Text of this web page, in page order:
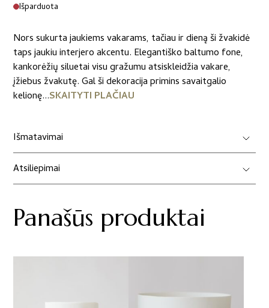
Išparduota
Nors sukurta jaukiems vakarams, tačiau ir dieną ši žvakidė
taps jaukiu interjero akcentu. Elegantiško baltumo fone,
kankorėžių siluetai visu gražumu atsiskleidžia vakare,
įžiebus žvakutę. Gal ši dekoracija primins savaitgalio
kelionę...SKAITYTI PLAČIAU
Išmatavimai
Atsiliepimai
Panašūs produktai